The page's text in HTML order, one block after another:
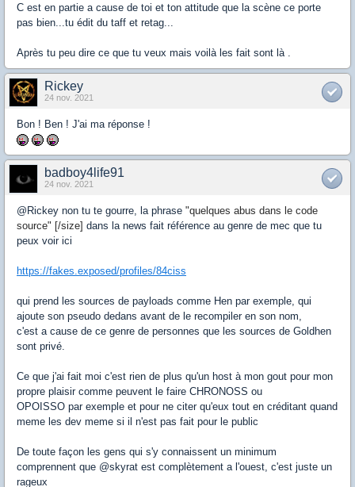
C est en partie a cause de toi et ton attitude que la scène ce porte
pas bien...tu édit du taff et retag...
Après tu peu dire ce que tu veux mais voilà les fait sont là .
Rickey
24 nov. 2021
Bon ! Ben ! J'ai ma réponse !
badboy4life91
24 nov. 2021
@Rickey non tu te gourre, la phrase "quelques abus dans le code
source" [/size] dans la news fait référence au genre de mec que tu
peux voir ici
https://fakes.exposed/profiles/84ciss
qui prend les sources de payloads comme Hen par exemple, qui
ajoute son pseudo dedans avant de le recompiler en son nom,
c'est a cause de ce genre de personnes que les sources de Goldhen
sont privé.
Ce que j'ai fait moi c'est rien de plus qu'un host à mon gout pour mon
propre plaisir comme peuvent le faire CHRONOSS ou
OPOISSO par exemple et pour ne citer qu'eux tout en créditant quand
meme les dev meme si il n'est pas fait pour le public
De toute façon les gens qui s'y connaissent un minimum
comprennent que @skyrat est complètement a l'ouest, c'est juste un
rageux